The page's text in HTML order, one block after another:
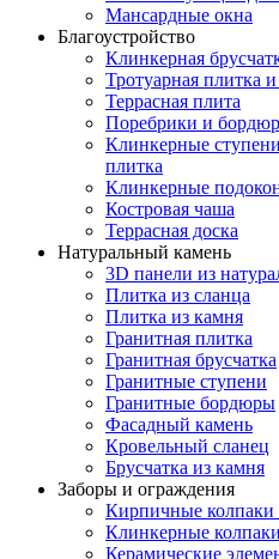
Мансардные окна
Благоустройство
Клинкерная
Тротуарная плитка
Террасная плита
Поребрики и
Клинкерные
плитка
Клинкерные
Костровая чаша
Террасная доска
Натуральный камень
3D панели из
Плитка из сланца
Плитка из камня
Гранитная плитка
Гранитная брусчатка
Гранитные ступени
Гранитные бордюры
Фасадный камень
Кровельный сланец
Брусчатка из камня
Заборы и ограждения
Кирпичные колпаки
Клинкерные
Керамические